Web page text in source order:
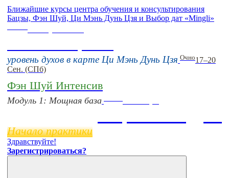
Ближайшие курсы центра обучения и консультирования
Бацзы, Фэн Шуй, Ци Мэнь Дунь Цзя и Выбор дат «Mingli»
уровень духов в карте Ци Мэнь Дунь Цзя Очно17–20
Сен. (СПб)
Фэн Шуй Интенсив
Модуль 1: Мощная база
Начало практики
Здравствуйте!
Зарегистрироваться?